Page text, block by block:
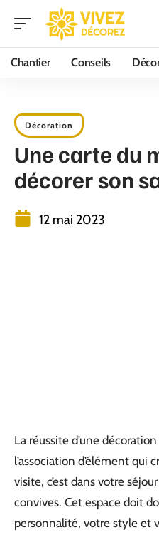
Chantier Conseils
Décoration
Une carte du
décorer son
12 mai 2023
La réussite d’une
l’association d’élément qui
visite, c’est dans votre
convives. Cet espace doit
personnalité, votre style et